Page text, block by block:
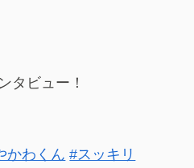
タビュー！
かわくん #スッキリ